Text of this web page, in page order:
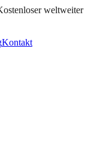
weltweiter
Kontakt